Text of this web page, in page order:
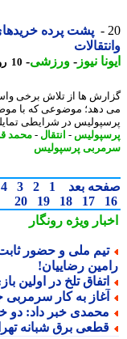
پشت پرده خریدهای
نیوز-ورزشی-10 روز پیش - پنجشنبه 8 مرداد 1405، 12:06
ها از تلاش برخی واسطه
موضوعی که با موضع
در شرایطی تمایلی
-انتقال-محمد
پرسپولیس
بعد 1
2
3
4
5
17
18
19
20
ویژهرونگار
ملی و حضور ثابت
رضاییان!
تلخ در اولین
به کار سرمربی
خبر داد: دو خرید
برق شبانه تهران